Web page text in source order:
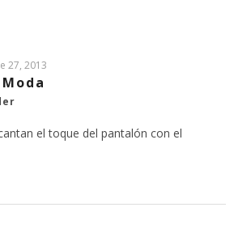
27, 2013
el toque del pantalón con el